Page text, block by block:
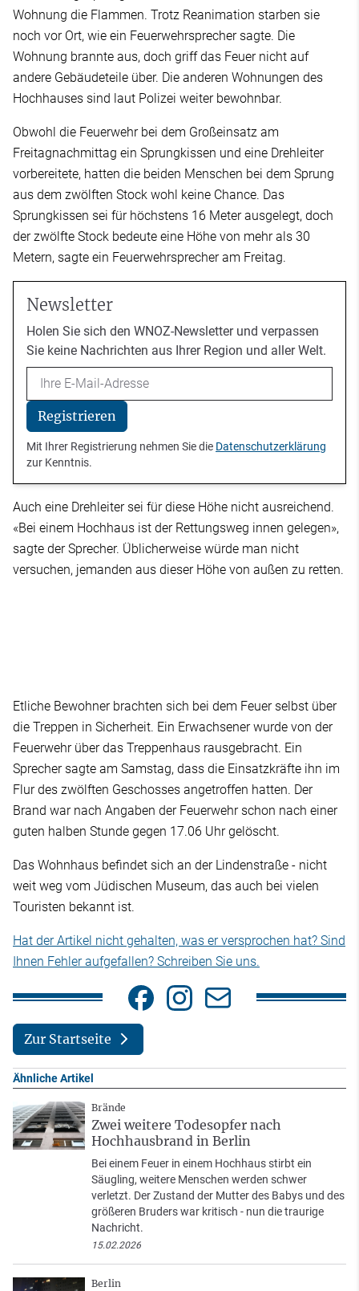
Wohnung die Flammen. Trotz Reanimation starben sie
noch vor Ort, wie ein Feuerwehrsprecher sagte. Die
Wohnung brannte aus, doch griff das Feuer nicht auf
andere Gebäudeteile über. Die anderen Wohnungen des
Hochhauses sind laut Polizei weiter bewohnbar.
Obwohl die Feuerwehr bei dem Großeinsatz am
Freitagnachmittag ein Sprungkissen und eine Drehleiter
vorbereitete, hatten die beiden Menschen bei dem Sprung
aus dem zwölften Stock wohl keine Chance. Das
Sprungkissen sei für höchstens 16 Meter ausgelegt, doch
der zwölfte Stock bedeute eine Höhe von mehr als 30
Metern, sagte ein Feuerwehrsprecher am Freitag.
Newsletter
Holen Sie sich den WNOZ-Newsletter und verpassen
Sie keine Nachrichten aus Ihrer Region und aller Welt.
Email
Registrieren
Mit Ihrer Registrierung nehmen Sie die Datenschutzerklärung
zur Kenntnis.
Auch eine Drehleiter sei für diese Höhe nicht ausreichend.
«Bei einem Hochhaus ist der Rettungsweg innen gelegen»,
sagte der Sprecher. Üblicherweise würde man nicht
versuchen, jemanden aus dieser Höhe von außen zu retten.
Etliche Bewohner brachten sich bei dem Feuer selbst über
die Treppen in Sicherheit. Ein Erwachsener wurde von der
Feuerwehr über das Treppenhaus rausgebracht. Ein
Sprecher sagte am Samstag, dass die Einsatzkräfte ihn im
Flur des zwölften Geschosses angetroffen hatten. Der
Brand war nach Angaben der Feuerwehr schon nach einer
guten halben Stunde gegen 17.06 Uhr gelöscht.
Das Wohnhaus befindet sich an der Lindenstraße - nicht
weit weg vom Jüdischen Museum, das auch bei vielen
Touristen bekannt ist.
Hat der Artikel nicht gehalten, was er versprochen hat? Sind
Ihnen Fehler aufgefallen? Schreiben Sie uns.
Zur Startseite
Ähnliche Artikel
Brände
Zwei weitere Todesopfer nach
Hochhausbrand in Berlin
Bei einem Feuer in einem Hochhaus stirbt ein
Säugling, weitere Menschen werden schwer
verletzt. Der Zustand der Mutter des Babys und des
größeren Bruders war kritisch - nun die traurige
Nachricht.
15.02.2026
Berlin